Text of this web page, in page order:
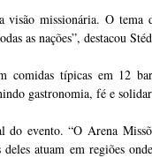
visão missionária. O
as nações”, destacou
comidas típicas em 12
gastronomia, fé e
do evento. “O Arena
atuam em regiões